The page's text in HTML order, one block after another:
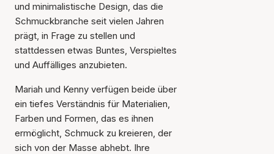
und minimalistische Design, das die
Schmuckbranche seit vielen Jahren
prägt, in Frage zu stellen und
stattdessen etwas Buntes, Verspieltes
und Auffälliges anzubieten.
Mariah und Kenny verfügen beide über
ein tiefes Verständnis für Materialien,
Farben und Formen, das es ihnen
ermöglicht, Schmuck zu kreieren, der
sich von der Masse abhebt. Ihre